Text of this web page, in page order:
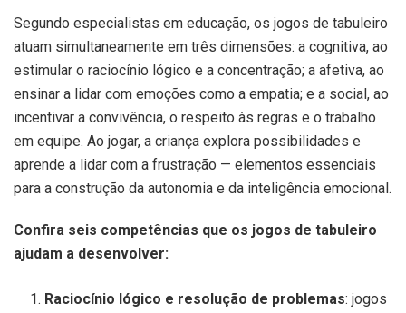
Segundo especialistas em educação, os jogos de tabuleiro
atuam simultaneamente em três dimensões: a cognitiva, ao
estimular o raciocínio lógico e a concentração; a afetiva, ao
ensinar a lidar com emoções como a empatia; e a social, ao
incentivar a convivência, o respeito às regras e o trabalho
em equipe. Ao jogar, a criança explora possibilidades e
aprende a lidar com a frustração — elementos essenciais
para a construção da autonomia e da inteligência emocional.
Confira seis competências que os jogos de tabuleiro
ajudam a desenvolver:
Raciocínio lógico e resolução de problemas: jogos